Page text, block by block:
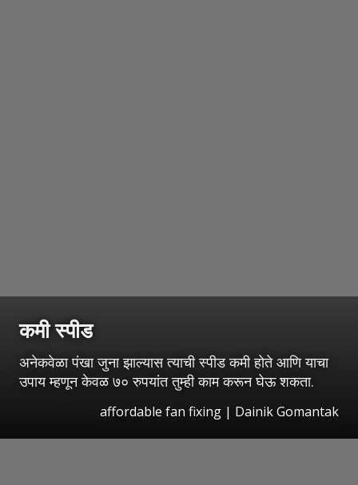
कमी स्पीड
अनेकवेळा पंखा जुना झाल्यास त्याची स्पीड कमी होते आणि याचा
उपाय म्हणून केवळ ७० रुपयांत तुम्ही काम करून घेऊ शकता.
affordable fan fixing | Dainik Gomantak